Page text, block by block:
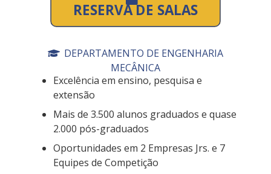
RESERVA DE SALAS
DEPARTAMENTO DE ENGENHARIA
MECÂNICA
Excelência em ensino, pesquisa e
extensão
Mais de 3.500 alunos graduados e quase
2.000 pós-graduados
Oportunidades em 2 Empresas Jrs. e 7
Equipes de Competição